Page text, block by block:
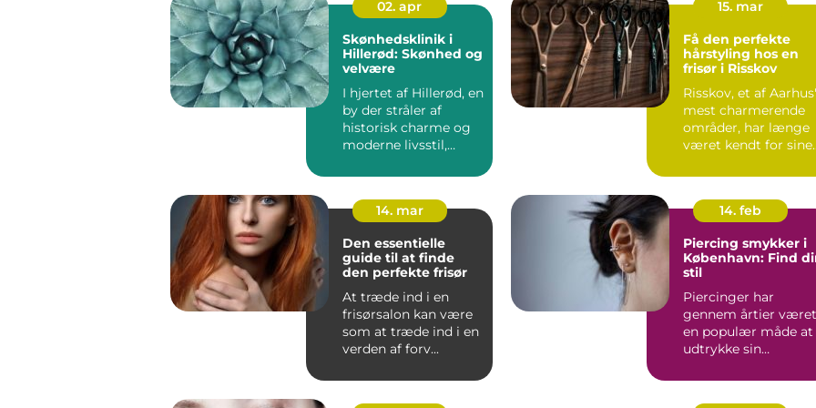
02. apr
Skønhedsklinik i
Hillerød: Skønhed og
velvære
I hjertet af Hillerød, en
by der stråler af
historisk charme og
moderne livsstil,
15. mar
Få den perfekte
hårstyling hos en
frisør i Risskov
Risskov, et af Aarhus'
mest charmerende
områder, har længe
været kendt for sine
14. mar
Den essentielle
guide til at finde
den perfekte frisør
At træde ind i en
frisørsalon kan være
som at træde ind i en
verden af forv...
14. feb
Piercing smykker i
København: Find
stil
Piercinger har
gennem årtier været
en populær måde at
udtrykke sin
individualitet...